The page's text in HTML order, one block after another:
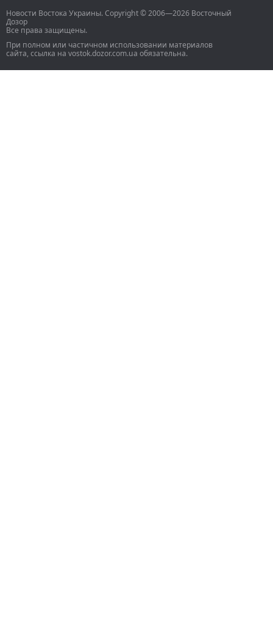
Новости Востока Украины. Copyright © 2006—2026 Восточный
Дозор
Все права защищены.
При полном или частичном использовании материалов
сайта, ссылка на vostok.dozor.com.ua обязательна.